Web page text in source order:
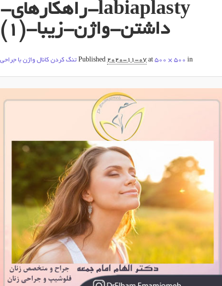
labiaplasty-راهکارهای-
داشتن-واژن-زیبا-(1)
Published 2020-11-07 at 500 × 500 in تنگ کردن کانال واژن با جراحی